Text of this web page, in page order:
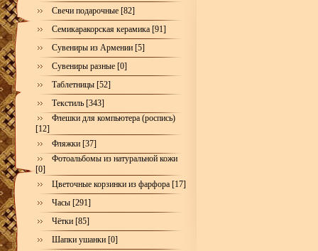
Свечи подарочные [82]
Семикаракорская керамика [91]
Сувениры из Армении [5]
Сувениры разные [0]
Таблетницы [52]
Текстиль [343]
Флешки для компьютера (роспись)
[12]
Фляжки [37]
Фотоальбомы из натуральной кожи
[0]
Цветочные корзинки из фарфора [17]
Часы [291]
Чётки [85]
Шапки ушанки [0]